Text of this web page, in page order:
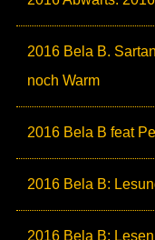
2016 Bela B.
noch Warm
2016 Bela B feat
2016 Bela B:
2016 Bela B: